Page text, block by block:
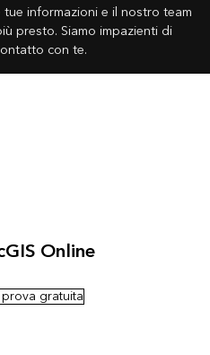
informazioni e il nostro team
presto. Siamo impazienti di
con te.
Online
gratuita